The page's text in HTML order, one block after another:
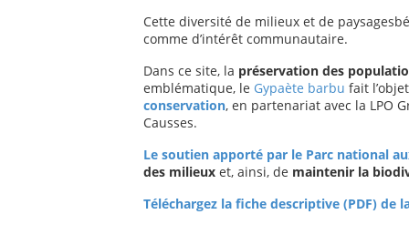
Cette diversité de milieux et de
comme d’intérêt communautaire.
Dans ce site, la préservation des
emblématique, le Gypaète barbu fait
conservation, en partenariat avec la LPO
Causses.
Le soutien apporté par le Parc national
des milieux et, ainsi, de maintenir la
Téléchargez la fiche descriptive (PDF) de